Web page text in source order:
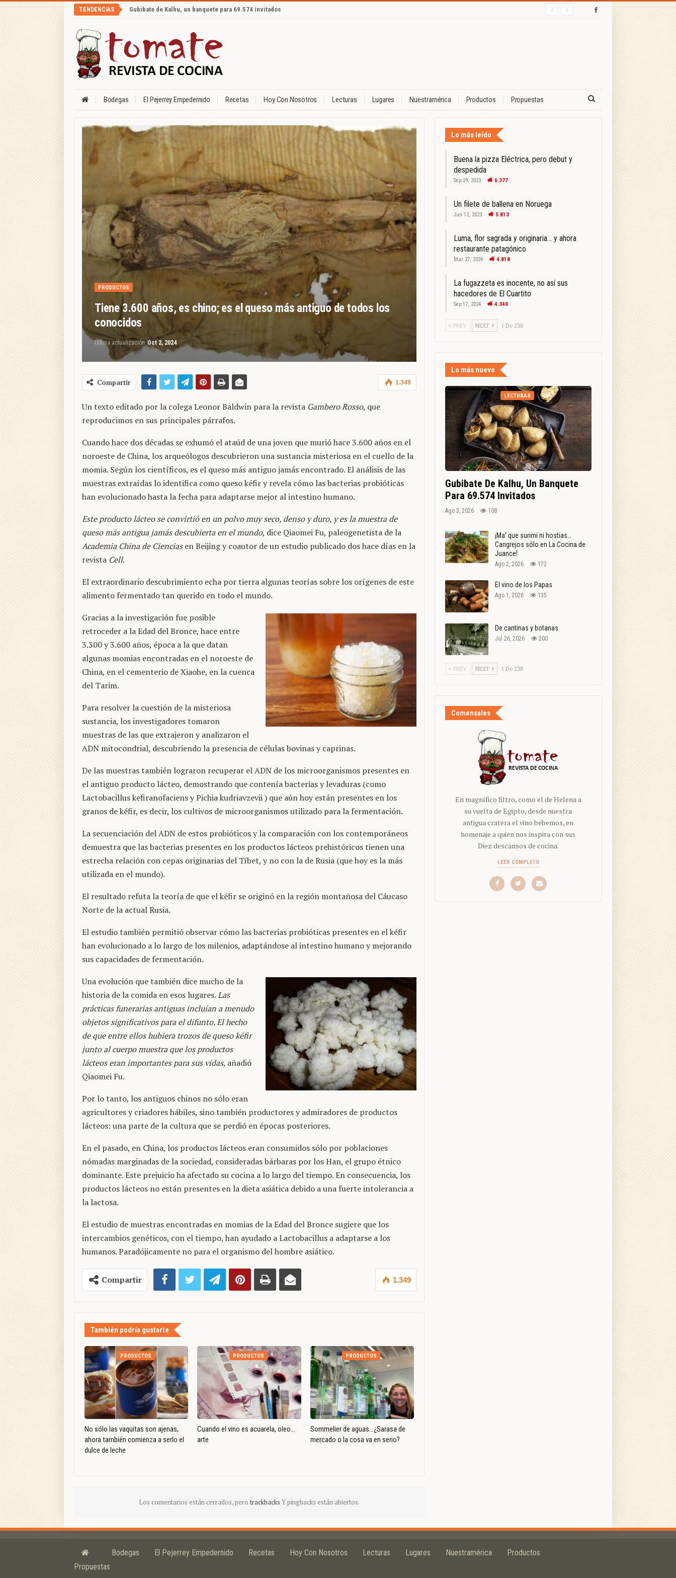
TENDENCIAS Gubibate de Kalhu, un banquete para 69.574 invitados
Bodegas El Pejerrey Empedernido Recetas Hoy Con Nosotros Lecturas Lugares Nuestramérica Productos Propuestas
PRODUCTOS
Tiene 3.600 años, es chino; es el queso más antiguo de todos los
conocidos
Última actualización Oct 2, 2024
1.349
Compartir
Un texto editado por la colega Leonor Baldwin para la revista Gambero Rosso, que
reproducimos en sus principales párrafos.
Cuando hace dos décadas se exhumó el ataúd de una joven que murió hace 3.600 años en el
noroeste de China, los arqueólogos descubrieron una sustancia misteriosa en el cuello de la
momia. Según los científicos, es el queso más antiguo jamás encontrado. El análisis de las
muestras extraídas lo identifica como queso kéfir y revela cómo las bacterias probióticas
han evolucionado hasta la fecha para adaptarse mejor al intestino humano.
Este producto lácteo se convirtió en un polvo muy seco, denso y duro, y es la muestra de
queso más antigua jamás descubierta en el mundo, dice Qiaomei Fu, paleogenetista de la
Academia China de Cienciasen Beijing y coautor de un estudio publicado dos hace días en la
revista Cell.
El extraordinario descubrimiento echa por tierra algunas teorías sobre los orígenes de este
alimento fermentado tan querido en todo el mundo.
Gracias a la investigación fue posible
retroceder a la Edad del Bronce, hace entre
3.300 y 3.600 años, época a la que datan
algunas momias encontradas en el noroeste de
China, en el cementerio de Xiaohe, en la cuenca
del Tarim.
Para resolver la cuestión de la misteriosa
sustancia, los investigadores tomaron
muestras de las que extrajeron y analizaron el
ADN mitocondrial, descubriendo la presencia de células bovinas y caprinas.
De las muestras también lograron recuperar el ADN de los microorganismos presentes en
el antiguo producto lácteo, demostrando que contenía bacterias y levaduras (como
Lactobacillus kefiranofaciens y Pichia kudriavzevii ) que aún hoy están presentes en los
granos de kéfir, es decir, los cultivos de microorganismos utilizado para la fermentación.
La secuenciación del ADN de estos probióticos y la comparación con los contemporáneos
demuestra que las bacterias presentes en los productos lácteos prehistóricos tienen una
estrecha relación con cepas originarias del Tíbet, y no con la de Rusia (que hoy es la más
utilizada en el mundo).
El resultado refuta la teoría de que el kéfir se originó en la región montañosa del Cáucaso
Norte de la actual Rusia.
El estudio también permitió observar cómo las bacterias probióticas presentes en el kéfir
han evolucionado a lo largo de los milenios, adaptándose al intestino humano y mejorando
sus capacidades de fermentación.
Una evolución que también dice mucho de la
historia de la comida en esos lugares.Las
prácticas funerarias antiguas incluían a menudo
objetos significativos para el difunto. El hecho
de que entre ellos hubiera trozos de queso kéfir
junto al cuerpo muestra que los productos
lácteos eran importantes para sus vidas, añadió
Qiaomei Fu.
Por lo tanto, los antiguos chinos no sólo eran
agricultores y criadores hábiles, sino también productores y admiradores de productos
lácteos: una parte de la cultura que se perdió en épocas posteriores.
En el pasado, en China, los productos lácteos eran consumidos sólo por poblaciones
nómadas marginadas de la sociedad, consideradas bárbaras por los Han, el grupo étnico
dominante. Este prejuicio ha afectado su cocina a lo largo del tiempo. En consecuencia, los
productos lácteos no están presentes en la dieta asiática debido a una fuerte intolerancia a
la lactosa.
El estudio de muestras encontradas en momias de la Edad del Bronce sugiere que los
intercambios genéticos, con el tiempo, han ayudado a Lactobacillus a adaptarse a los
humanos. Paradójicamente no para el organismo del hombre asiático.
1.349
Compartir
También podría gustarte
PRODUCTOS
No sólo las vaquitas son ajenas,
ahora también comienza a serlo el
dulce de leche
PRODUCTOS
Cuando el vino es acuarela, oleo…
arte
PRODUCTOS
Sommelier de aguas…¿Sarasa de
mercado o la cosa va en serio?
Los comentarios están cerrados, pero trackbacks Y pingbacks están abiertos.
Lo más leído
Buena la pizza Eléctrica, pero debut y
despedida
Sep 29, 2023 6.377
Un filete de ballena en Noruega
Jun 12, 2023 5.813
Luma, flor sagrada y originaria… y ahora
restaurante patagónico
Mar 27, 2024 4.818
La fugazzeta es inocente, no así sus
hacedores de El Cuartito
Sep 17, 2024 4.340
PREV NEXT 1 De 238
Lo más nuevo
LECTURAS
Gubibate De Kalhu, Un Banquete
Para 69.574 Invitados
Ago 3, 2026 108
¡Ma’ que surimi ni hostias…
Cangrejos sólo en La Cocina de
Juance!
Ago 2, 2026 172
El vino de los Papas
Ago 1, 2026 135
De cantinas y botanas
Jul 26, 2026 200
PREV NEXT 1 De 238
Comensales
En magnífico filtro, como el de Helena a
su vuelta de Egipto, desde nuestra
antigua cratera el vino bebemos, en
homenaje a quien nos inspira con sus
Diez descansos de cocina.
LEER COMPLETO
Bodegas El Pejerrey Empedernido Recetas Hoy Con Nosotros Lecturas Lugares Nuestramérica
Productos
Propuestas